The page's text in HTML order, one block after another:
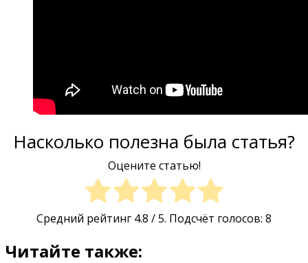
Насколько полезна была статья?
Оцените статью!
Средний рейтинг 4.8 / 5. Подсчёт голосов: 8
Читайте также: